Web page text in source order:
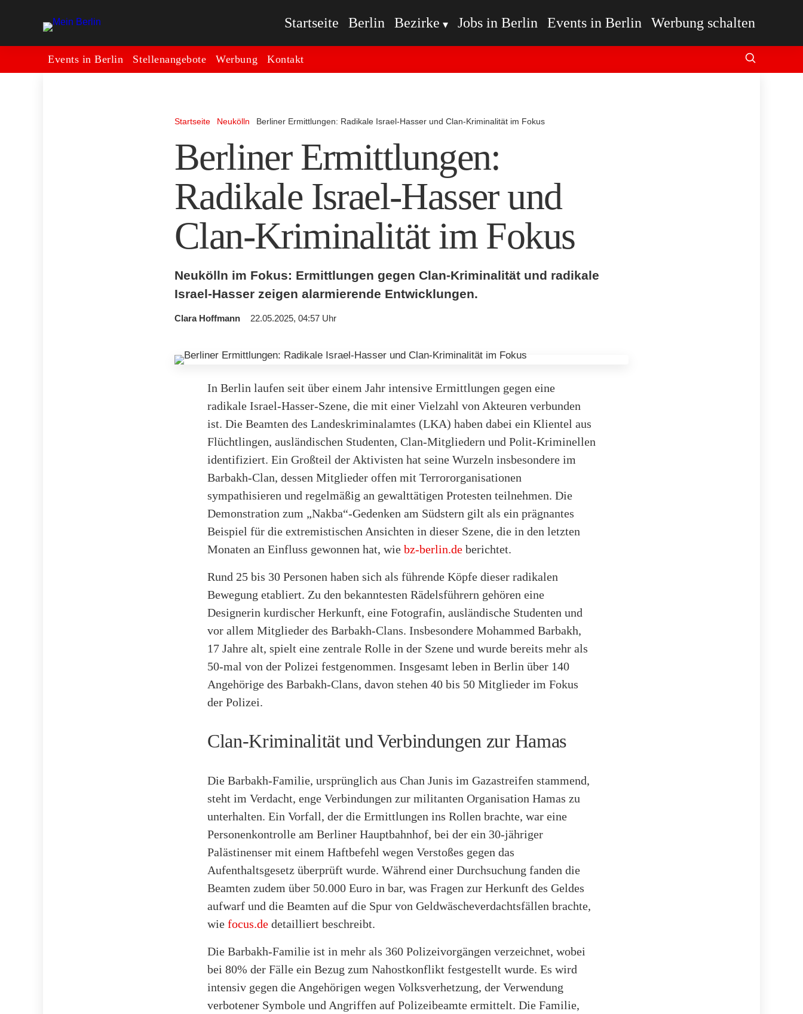
Startseite Berlin Bezirke Jobs in Berlin Events in Berlin Werbung schalten
Events in Berlin Stellenangebote Werbung Kontakt
Startseite Neukölln Berliner Ermittlungen: Radikale Israel-Hasser und Clan-Kriminalität im Fokus
Berliner Ermittlungen:
Radikale Israel-Hasser und
Clan-Kriminalität im Fokus
Neukölln im Fokus: Ermittlungen gegen Clan-Kriminalität und radikale
Israel-Hasser zeigen alarmierende Entwicklungen.
Clara Hoffmann 22.05.2025, 04:57 Uhr
In Berlin laufen seit über einem Jahr intensive Ermittlungen gegen eine
radikale Israel-Hasser-Szene, die mit einer Vielzahl von Akteuren verbunden
ist. Die Beamten des Landeskriminalamtes (LKA) haben dabei ein Klientel aus
Flüchtlingen, ausländischen Studenten, Clan-Mitgliedern und Polit-Kriminellen
identifiziert. Ein Großteil der Aktivisten hat seine Wurzeln insbesondere im
Barbakh-Clan, dessen Mitglieder offen mit Terrororganisationen
sympathisieren und regelmäßig an gewalttätigen Protesten teilnehmen. Die
Demonstration zum „Nakba“-Gedenken am Südstern gilt als ein prägnantes
Beispiel für die extremistischen Ansichten in dieser Szene, die in den letzten
Monaten an Einfluss gewonnen hat, wie bz-berlin.de berichtet.
Rund 25 bis 30 Personen haben sich als führende Köpfe dieser radikalen
Bewegung etabliert. Zu den bekanntesten Rädelsführern gehören eine
Designerin kurdischer Herkunft, eine Fotografin, ausländische Studenten und
vor allem Mitglieder des Barbakh-Clans. Insbesondere Mohammed Barbakh,
17 Jahre alt, spielt eine zentrale Rolle in der Szene und wurde bereits mehr als
50-mal von der Polizei festgenommen. Insgesamt leben in Berlin über 140
Angehörige des Barbakh-Clans, davon stehen 40 bis 50 Mitglieder im Fokus
der Polizei.
Clan-Kriminalität und Verbindungen zur Hamas
Die Barbakh-Familie, ursprünglich aus Chan Junis im Gazastreifen stammend,
steht im Verdacht, enge Verbindungen zur militanten Organisation Hamas zu
unterhalten. Ein Vorfall, der die Ermittlungen ins Rollen brachte, war eine
Personenkontrolle am Berliner Hauptbahnhof, bei der ein 30-jähriger
Palästinenser mit einem Haftbefehl wegen Verstoßes gegen das
Aufenthaltsgesetz überprüft wurde. Während einer Durchsuchung fanden die
Beamten zudem über 50.000 Euro in bar, was Fragen zur Herkunft des Geldes
aufwarf und die Beamten auf die Spur von Geldwäscheverdachtsfällen brachte,
wie focus.de detailliert beschreibt.
Die Barbakh-Familie ist in mehr als 360 Polizeivorgängen verzeichnet, wobei
bei 80% der Fälle ein Bezug zum Nahostkonflikt festgestellt wurde. Es wird
intensiv gegen die Angehörigen wegen Volksverhetzung, der Verwendung
verbotener Symbole und Angriffen auf Polizeibeamte ermittelt. Die Familie,